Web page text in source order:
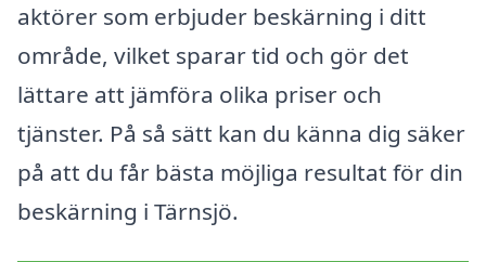
aktörer som erbjuder beskärning i ditt
område, vilket sparar tid och gör det
lättare att jämföra olika priser och
tjänster. På så sätt kan du känna dig säker
på att du får bästa möjliga resultat för din
beskärning i Tärnsjö.